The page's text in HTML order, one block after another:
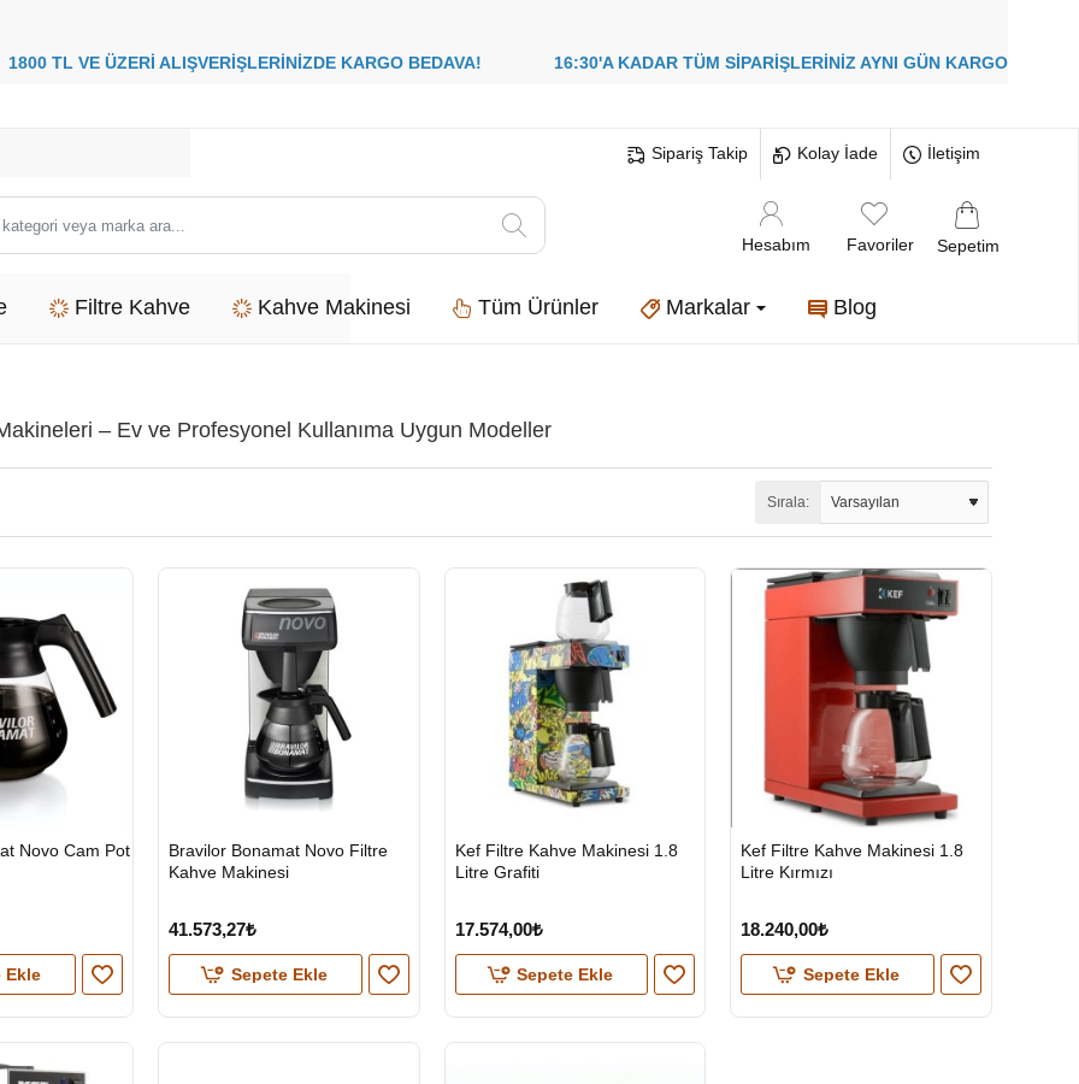
00 TL VE ÜZERİ ALIŞVERİŞLERİNİZDE KARGO BEDAVA! 16:30'A KADAR TÜM SİPARİŞLERİNİZ AYNI GÜN KARGO
Sipariş Takip Kolay İade İletişim
Hesabım Favoriler Sepetim
Filtre Kahve Kahve Makinesi Tüm Ürünler Markalar Blog
– Ev ve Profesyonel Kullanıma Uygun Modeller
Sırala:
Novo Cam Pot
Ekle
HIZLI
GÖNDERİ
Bravilor Bonamat Novo Filtre
Kahve Makinesi
41.573,27₺
Sepete Ekle
KARGO
HIZLI
GÖNDERİ
Kef Filtre Kahve Makinesi 1.8
Litre Grafiti
17.574,00₺
Sepete Ekle
KARGO
HIZLI
GÖNDERİ
Kef Filtre Kahve Makinesi 1.8
Litre Kırmızı
18.240,00₺
Sepete Ekle